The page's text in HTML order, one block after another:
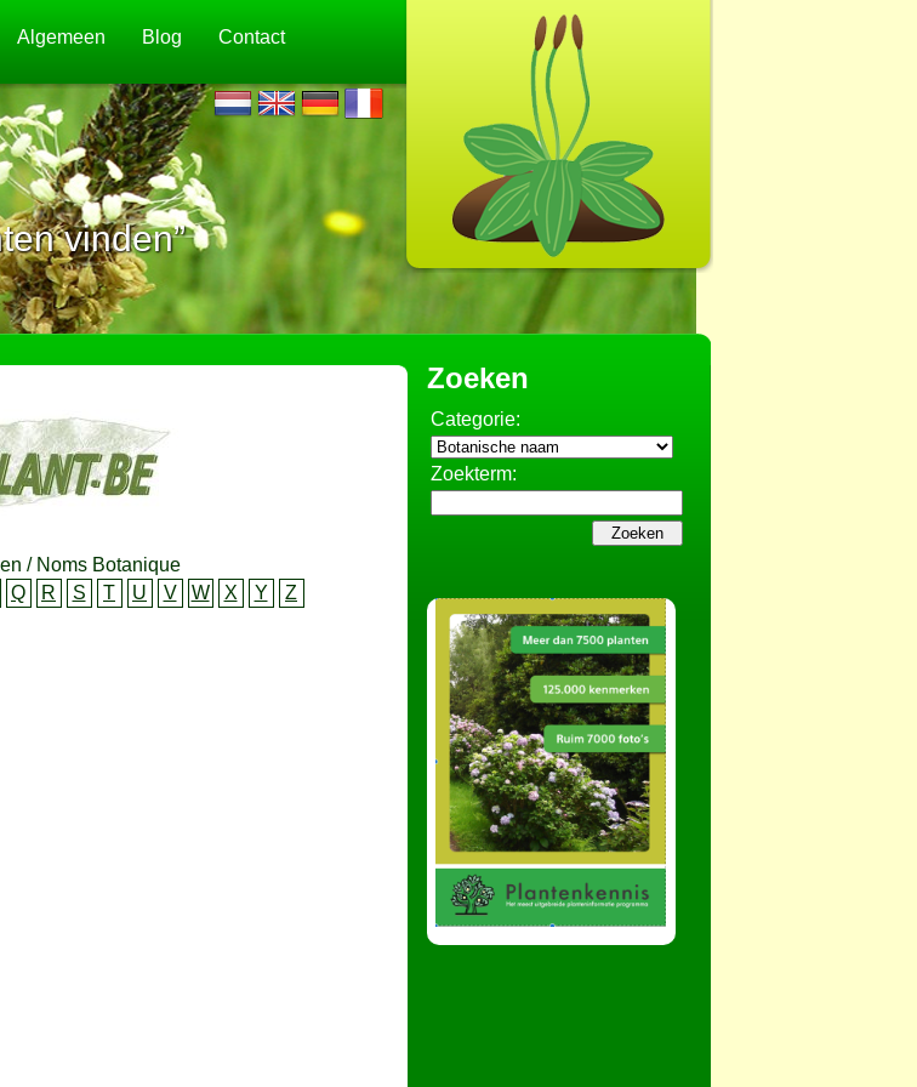
Algemeen Blog Contact
vinden”
/ Noms Botanique
Q R S T U V W X Y
Z
Zoeken
Categorie:
Zoekterm: